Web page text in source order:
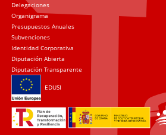
Delegaciones
Organigrama
Presupuestos Anuales
Subvenciones
Identidad Corporativa
Diputación Abierta
Diputación Transparente
EDUSI